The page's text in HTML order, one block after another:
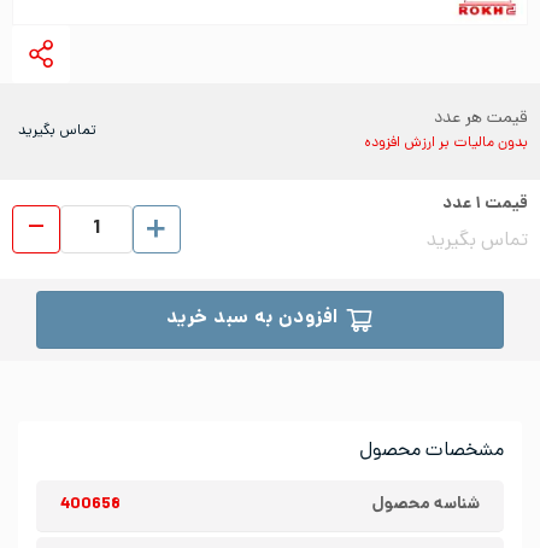
مشخصات محصول
شناسه محصول 400658
قیمت هر عدد
بدون مالیات بر ارزش افزوده
تماس بگیرید
قیمت ۱عدد
تماس بگیرید
افزودن به سبد خرید